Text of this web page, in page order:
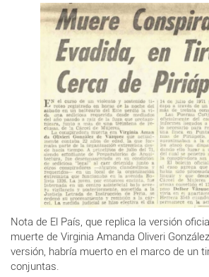
Nota de El País, que replica la versión
muerte de Virginia Amanda Oliveri
versión, habría muerto en el marco de un
conjuntas.